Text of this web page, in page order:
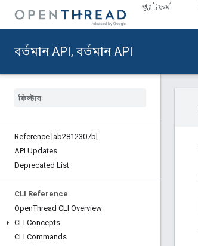
প্ল্যাটফর্ম
বর্তমান API, বর্তমান API
Reference [ab2812307b]
API Updates
Deprecated List
CLI Reference
OpenThread CLI Overview
CLI Concepts
CLI Commands